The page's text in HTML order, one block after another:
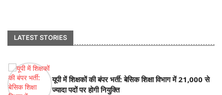
LATEST STORIES
यूपी में शिक्षकों की बंपर भर्ती: बेसिक शिक्षा विभाग में 21,000 से
ज्यादा पदों पर होगी नियुक्ति